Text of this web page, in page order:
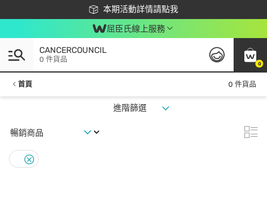
本期活動詳情請點我
下載app最高回饋$350
屈臣氏線上服務
0
CANCERCOUNCIL
0 件貨品
首頁 0 件貨品
進階篩選